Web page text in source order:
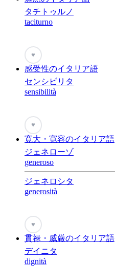
タチトゥルノ
taciturno
♥
感受性のイタリア語
センシビリタ
sensibilità
♥
寛大・寛容のイタリア語
ジェネローゾ
generoso
ジェネロシタ
generosità
♥
貫禄・威厳のイタリア語
デイニタ
dignità